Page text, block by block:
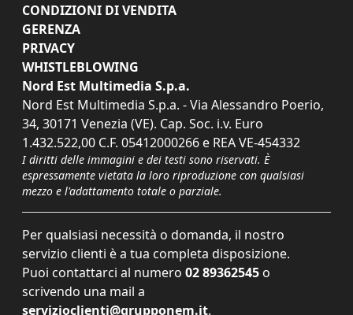
CONDIZIONI DI VENDITA
GERENZA
PRIVACY
WHISTLEBLOWING
Nord Est Multimedia S.p.a.
Nord Est Multimedia S.p.a. - Via Alessandro Poerio,
34, 30171 Venezia (VE). Cap. Soc. i.v. Euro
1.432.522,00 C.F. 05412000266 e REA VE-454332
I diritti delle immagini e dei testi sono riservati. È
espressamente vietata la loro riproduzione con qualsiasi
mezzo e l'adattamento totale o parziale.
Per qualsiasi necessità o domanda, il nostro
servizio clienti è a tua completa disposizione.
Puoi contattarci al numero 02 89362545 o
scrivendo una mail a
servizioclienti@grupponem.it.